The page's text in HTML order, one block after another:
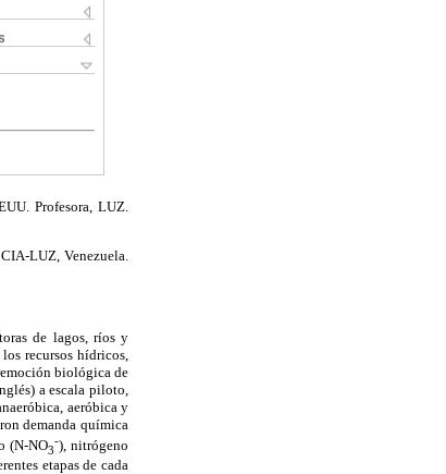
Profesora, LUZ.
LUZ, Venezuela.
de lagos, ríos y
recursos hídricos,
biológica de
a escala piloto,
aeróbica y
demanda química
(N-NO3
-), nitrógeno
etapas de cada